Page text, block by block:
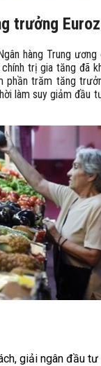
trưởng
hàng Trung ương
trị gia tăng đã
phần trăm tăng
làm suy giảm đầu
giải ngân đầu